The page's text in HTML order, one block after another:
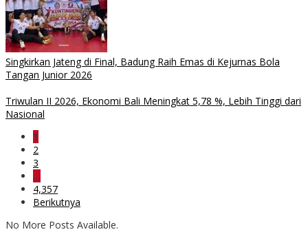
Singkirkan Jateng di Final, Badung Raih Emas di Kejurnas Bola
Tangan Junior 2026
Triwulan II 2026, Ekonomi Bali Meningkat 5,78 %, Lebih Tinggi dari
Nasional
1
2
3
…
4,357
Berikutnya
No More Posts Available.